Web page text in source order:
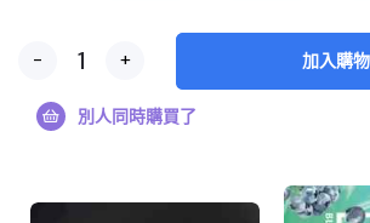
- + 加入購
別人同時購買了